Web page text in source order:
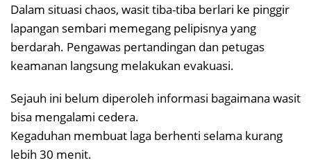
Dalam situasi chaos, wasit tiba-tiba berlari ke pinggir
lapangan sembari memegang pelipisnya yang
berdarah. Pengawas pertandingan dan petugas
keamanan langsung melakukan evakuasi.
Sejauh ini belum diperoleh informasi bagaimana wasit
bisa mengalami cedera.
Kegaduhan membuat laga berhenti selama kurang
lebih 30 menit.